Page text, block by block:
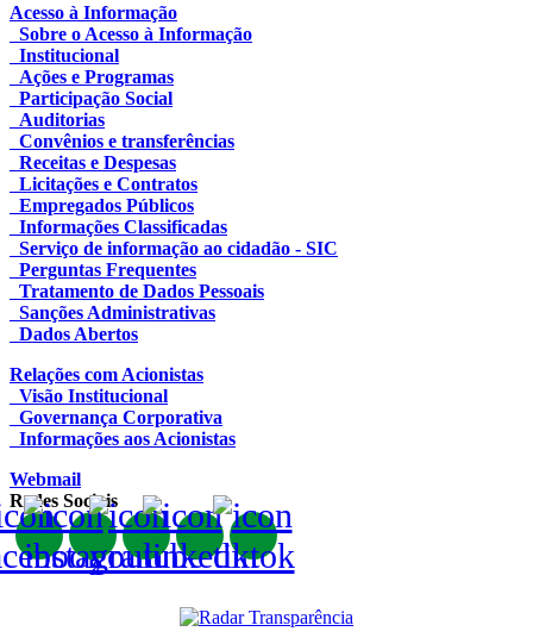
Acesso à Informação
Sobre o Acesso à Informação
Institucional
Ações e Programas
Participação Social
Auditorias
Convênios e transferências
Receitas e Despesas
Licitações e Contratos
Empregados Públicos
Informações Classificadas
Serviço de informação ao cidadão - SIC
Perguntas Frequentes
Tratamento de Dados Pessoais
Sanções Administrativas
Dados Abertos
Relações com Acionistas
Visão Institucional
Governança Corporativa
Informações aos Acionistas
Webmail
Redes Sociais